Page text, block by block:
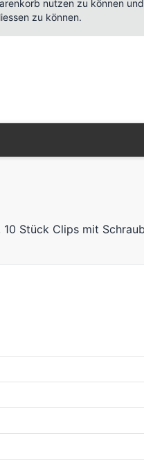
nutzen zu können und
zu können.
Stück Clips mit